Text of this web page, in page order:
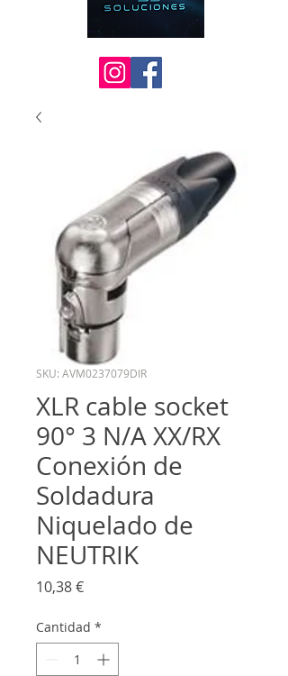
SKU: AVM0237079DIR
XLR cable socket
90° 3 N/A XX/RX
Conexión de
Soldadura
Niquelado de
NEUTRIK
10,38 €Precio
Cantidad *